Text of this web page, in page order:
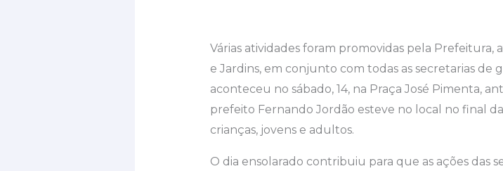
Várias atividades foram promovidas pela
e Jardins, em conjunto com todas as secretarias de
aconteceu no sábado, 14, na Praça José Pimenta,
prefeito Fernando Jordão esteve no local no final
crianças, jovens e adultos.
O dia ensolarado contribuiu para que as ações das